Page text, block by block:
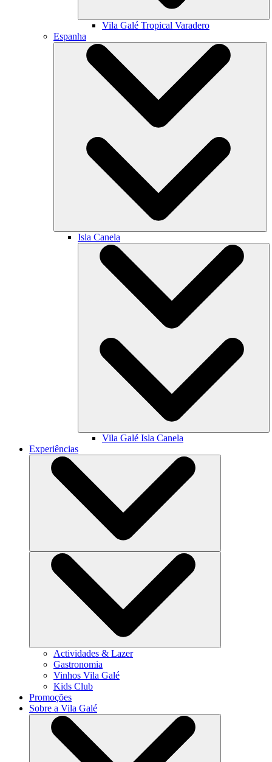
Vila Galé Tropical Varadero
Espanha
Isla Canela
Vila Galé Isla Canela
Experiências
Actividades & Lazer
Gastronomia
Vinhos Vila Galé
Kids Club
Promoções
Sobre a Vila Galé